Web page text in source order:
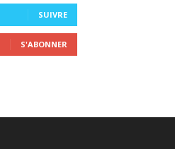
SUIVRE
S'ABONNER